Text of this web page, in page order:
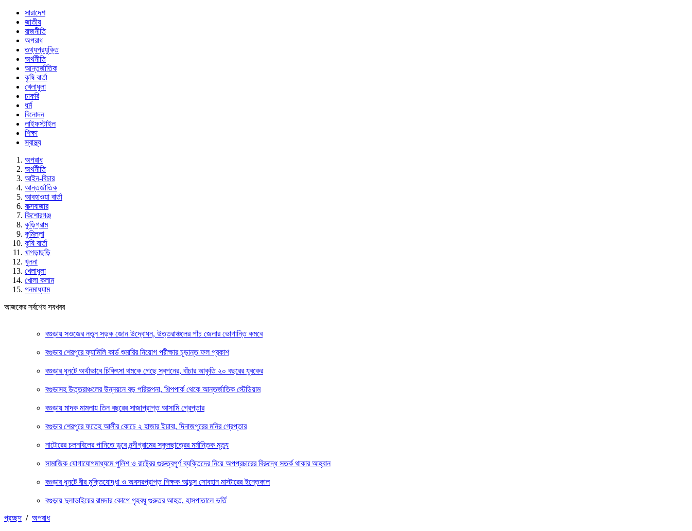
সারাদেশ
জাতীয়
রাজনীতি
অপরাধ
তথ্যপ্রযুক্তি
অর্থনীতি
আন্তর্জাতিক
কৃষি বার্তা
খেলাধুলা
চাকরি
ধর্ম
বিনোদন
লাইফস্টাইল
শিক্ষা
স্বাস্থ্য
অপরাধ
অর্থনীতি
আইন-বিচার
আন্তর্জাতিক
আবহাওয়া বার্তা
কক্সবাজার
কিশোরগঞ্জ
কুড়িগ্রাম
কুমিল্লা
কৃষি বার্তা
খাগড়াছড়ি
খুলনা
খেলাধুলা
খোলা কলাম
গনমাধ্যাম
আজকের সর্বশেষ সবখবর
বগুড়ায় সওজের নতুন সড়ক জোন উদ্বোধন, উত্তরাঞ্চলের পাঁচ জেলার ভোগান্তি কমবে
বগুড়ার শেরপুরে ফ্যামিলি কার্ড শুমারির নিয়োগ পরীক্ষার চূড়ান্ত ফল প্রকাশ
বগুড়ার ধুনটে অর্থাভাবে চিকিৎসা থমকে গেছে স্বপনের, বাঁচার আকুতি ২০ বছরের যুবকের
বগুড়াসহ উত্তরাঞ্চলের উন্নয়নে বড় পরিকল্পনা, শিল্পপার্ক থেকে আন্তর্জাতিক স্টেডিয়াম
বগুড়ায় মাদক মামলায় তিন বছরের সাজাপ্রাপ্ত আসামি গ্রেপ্তার
বগুড়ার শেরপুরে ফতেহ আলীর কোচে ২ হাজার ইয়াবা, দিনাজপুরের মনির গ্রেপ্তার
নাটোরের চলনবিলের পানিতে ডুবে নন্দীগ্রামের স্কুলছাত্রের মর্মান্তিক মৃত্যু
সামাজিক যোগাযোগমাধ্যমে পুলিশ ও রাষ্ট্রের গুরুত্বপূর্ণ ব্যক্তিদের নিয়ে অপপ্রচারের বিরুদ্ধে সতর্ক থাকার আহ্বান
বগুড়ার ধুনটে বীর মুক্তিযোদ্ধা ও অবসরপ্রাপ্ত শিক্ষক আব্দুস সোবহান মাস্টারের ইন্তেকাল
বগুড়ায় দুলাভাইয়ের রামদার কোপে গৃহবধূ গুরুতর আহত, হাসপাতালে ভর্তি
প্রচ্ছদ / অপরাধ